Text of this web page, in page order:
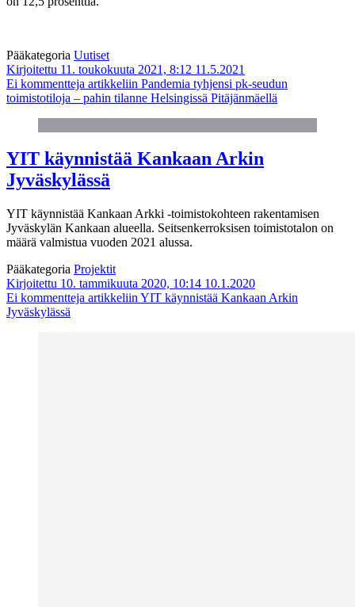
Pääkategoria Uutiset
Kirjoitettu 11. toukokuuta 2021, 8:12 11.5.2021
Ei kommentteja artikkeliin Pandemia tyhjensi pk-seudun
toimistotiloja – pahin tilanne Helsingissä Pitäjänmäellä
YIT käynnistää Kankaan Arkin
Jyväskylässä
YIT käynnistää Kankaan Arkki -toimistokohteen rakentamisen
Jyväskylän Kankaan alueella. Seitsenkerroksisen toimistotalon on
määrä valmistua vuoden 2021 alussa.
Pääkategoria Projektit
Kirjoitettu 10. tammikuuta 2020, 10:14 10.1.2020
Ei kommentteja artikkeliin YIT käynnistää Kankaan Arkin
Jyväskylässä